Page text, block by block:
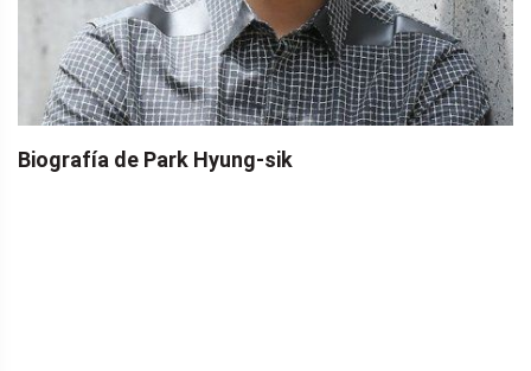
Biografía de Park Hyung-sik